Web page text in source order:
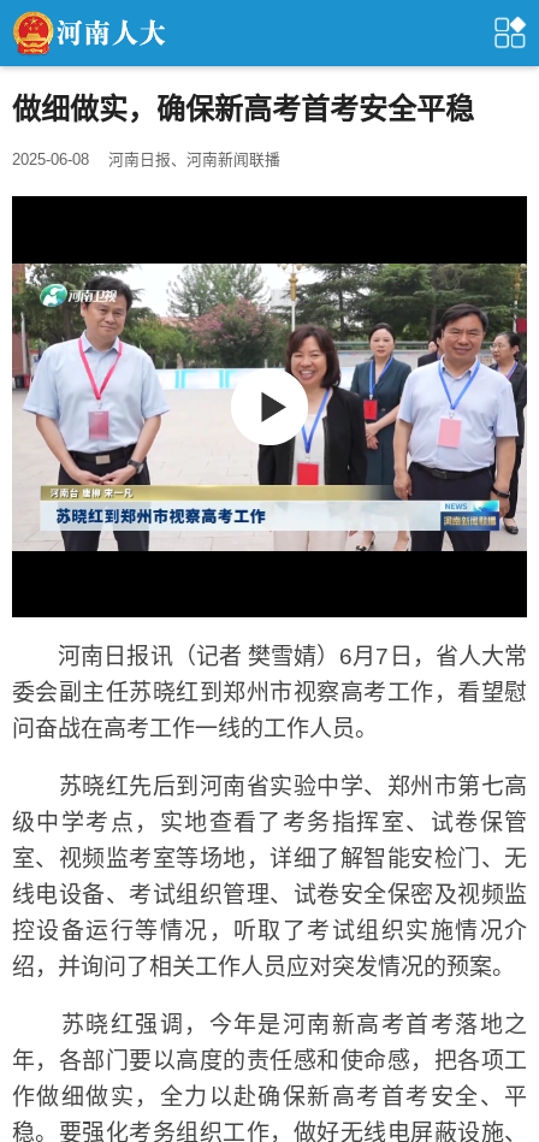
做细做实，确保新高考首考安全平稳
2025-06-08 河南日报、河南新闻联播
河南日报讯（记者 樊雪婧）6月7日，省人大常
委会副主任苏晓红到郑州市视察高考工作，看望慰
问奋战在高考工作一线的工作人员。
苏晓红先后到河南省实验中学、郑州市第七高
级中学考点，实地查看了考务指挥室、试卷保管
室、视频监考室等场地，详细了解智能安检门、无
线电设备、考试组织管理、试卷安全保密及视频监
控设备运行等情况，听取了考试组织实施情况介
绍，并询问了相关工作人员应对突发情况的预案。
苏晓红强调，今年是河南新高考首考落地之
年，各部门要以高度的责任感和使命感，把各项工
作做细做实，全力以赴确保新高考首考安全、平
稳。要强化考务组织工作，做好无线电屏蔽设施、